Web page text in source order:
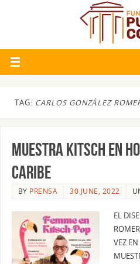
TAG: CARLOS GONZÁLEZ
MUESTRA KITSCH EN
CARIBE
BY PRENSA 30 JUNE, 2022
EL
VEZ